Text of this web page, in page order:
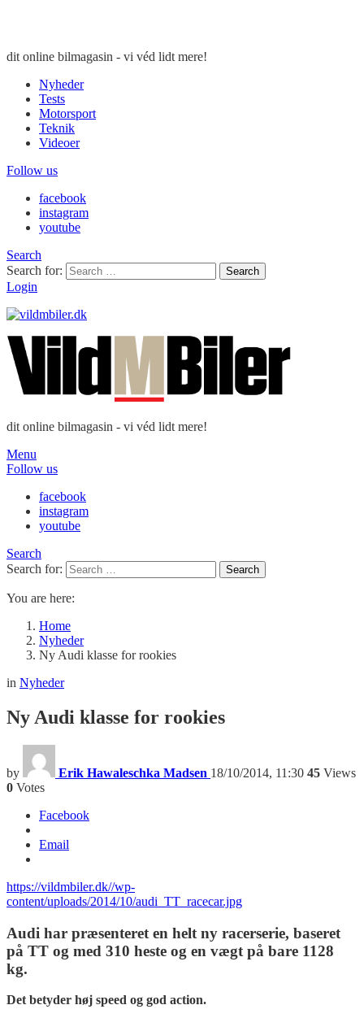
dit online bilmagasin - vi véd lidt mere!
Nyheder
Tests
Motorsport
Teknik
Videoer
Follow us
facebook
instagram
youtube
Search
Search for:
Search
Login
dit online bilmagasin - vi véd lidt mere!
Menu
Follow us
facebook
instagram
youtube
Search
Search for:
Search
You are here:
Home
Nyheder
Ny Audi klasse for rookies
in Nyheder
Ny Audi klasse for rookies
by Erik Hawaleschka Madsen 18/10/2014, 11:30 45 Views
0 Votes
Facebook
Email
https://vildmbiler.dk//wp-
content/uploads/2014/10/audi_TT_racecar.jpg
Audi har præsenteret en helt ny racerserie, baseret
på TT og med 310 heste og en vægt på bare 1128
kg.
Det betyder høj speed og god action.